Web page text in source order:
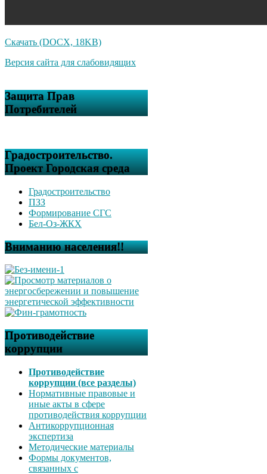
Скачать (DOCX, 18KB)
Версия сайта для слабовидящих
Защита Прав
Потребителей
Градостроительство.
Проект Городская среда
Градостроительство
ПЗЗ
Формирование СГС
Бел-Оз-ЖКХ
Вниманию населения!!
Противодействие
коррупции
Противодействие
коррупции (все разделы)
Нормативные правовые и
иные акты в сфере
противодействия коррупции
Антикоррупционная
экспертиза
Методические материалы
Формы документов,
связанных с